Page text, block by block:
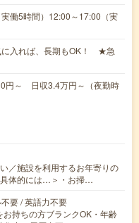
働5時間）12:00～17:00（実
入れば、長期もOK！ ★急
円～ 日収3.4万円～（夜勤時
／施設を利用するお年寄りの
体的には…＞・お掃…
要 / 英語力不要
お持ちの方ブランクOK・年齢